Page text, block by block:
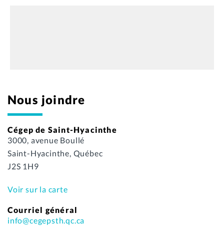
Nous joindre
Cégep de Saint-Hyacinthe
3000, avenue Boullé
Saint-Hyacinthe, Québec
J2S 1H9
Voir sur la carte
Courriel général
info@cegepsth.qc.ca